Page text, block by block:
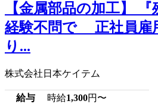
【金属部品の加工】 『
経験不問で 正社員雇
り...
株式会社日本ケイテム
給与 時給1,300円〜